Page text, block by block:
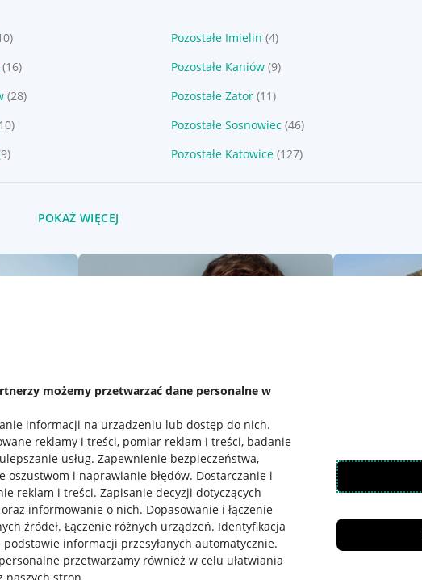
możemy przetwarzać dane personalne w
informacji na urządzeniu lub dostęp do nich.
reklamy i treści, pomiar reklam i treści, badanie
usług. Zapewnienie bezpieczeństwa,
oszustwom i naprawianie błędów. Dostarczanie i
reklam i treści. Zapisanie decyzji dotyczących
informowanie o nich. Dopasowanie i łączenie
źródeł. Łączenie różnych urządzeń. Identyfikacja
podstawie informacji przesyłanych automatycznie.
przetwarzamy również w celu ułatwiania
Pozostałe Imielin (4)
(16) Pozostałe Kaniów (9)
(28) Pozostałe Zator (11)
Pozostałe Sosnowiec (46)
Pozostałe Katowice (127)
POKAŻ WIĘCEJ
Pobierz aplikację